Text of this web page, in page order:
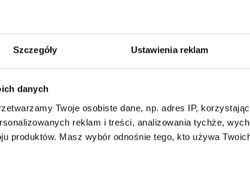
Szczegóły Ustawienia reklam
danych
Twoje osobiste dane, np. adres IP,
reklam i treści, analizowania tychże,
produktów. Masz wybór odnośnie tego, kto używa
Odbierz 10% rabatu na